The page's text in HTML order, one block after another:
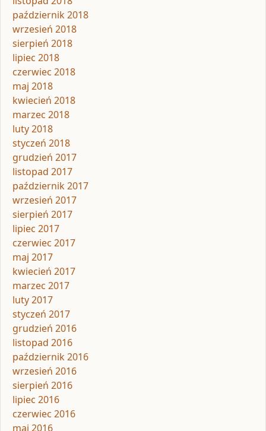
październik 2018
wrzesień 2018
sierpień 2018
lipiec 2018
czerwiec 2018
maj 2018
kwiecień 2018
marzec 2018
luty 2018
styczeń 2018
grudzień 2017
listopad 2017
październik 2017
wrzesień 2017
sierpień 2017
lipiec 2017
czerwiec 2017
maj 2017
kwiecień 2017
marzec 2017
luty 2017
styczeń 2017
grudzień 2016
listopad 2016
październik 2016
wrzesień 2016
sierpień 2016
lipiec 2016
czerwiec 2016
maj 2016